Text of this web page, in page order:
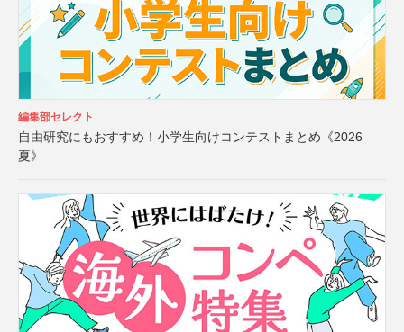
編集部セレクト
自由研究にもおすすめ！小学生向けコンテストまとめ《2026
夏》